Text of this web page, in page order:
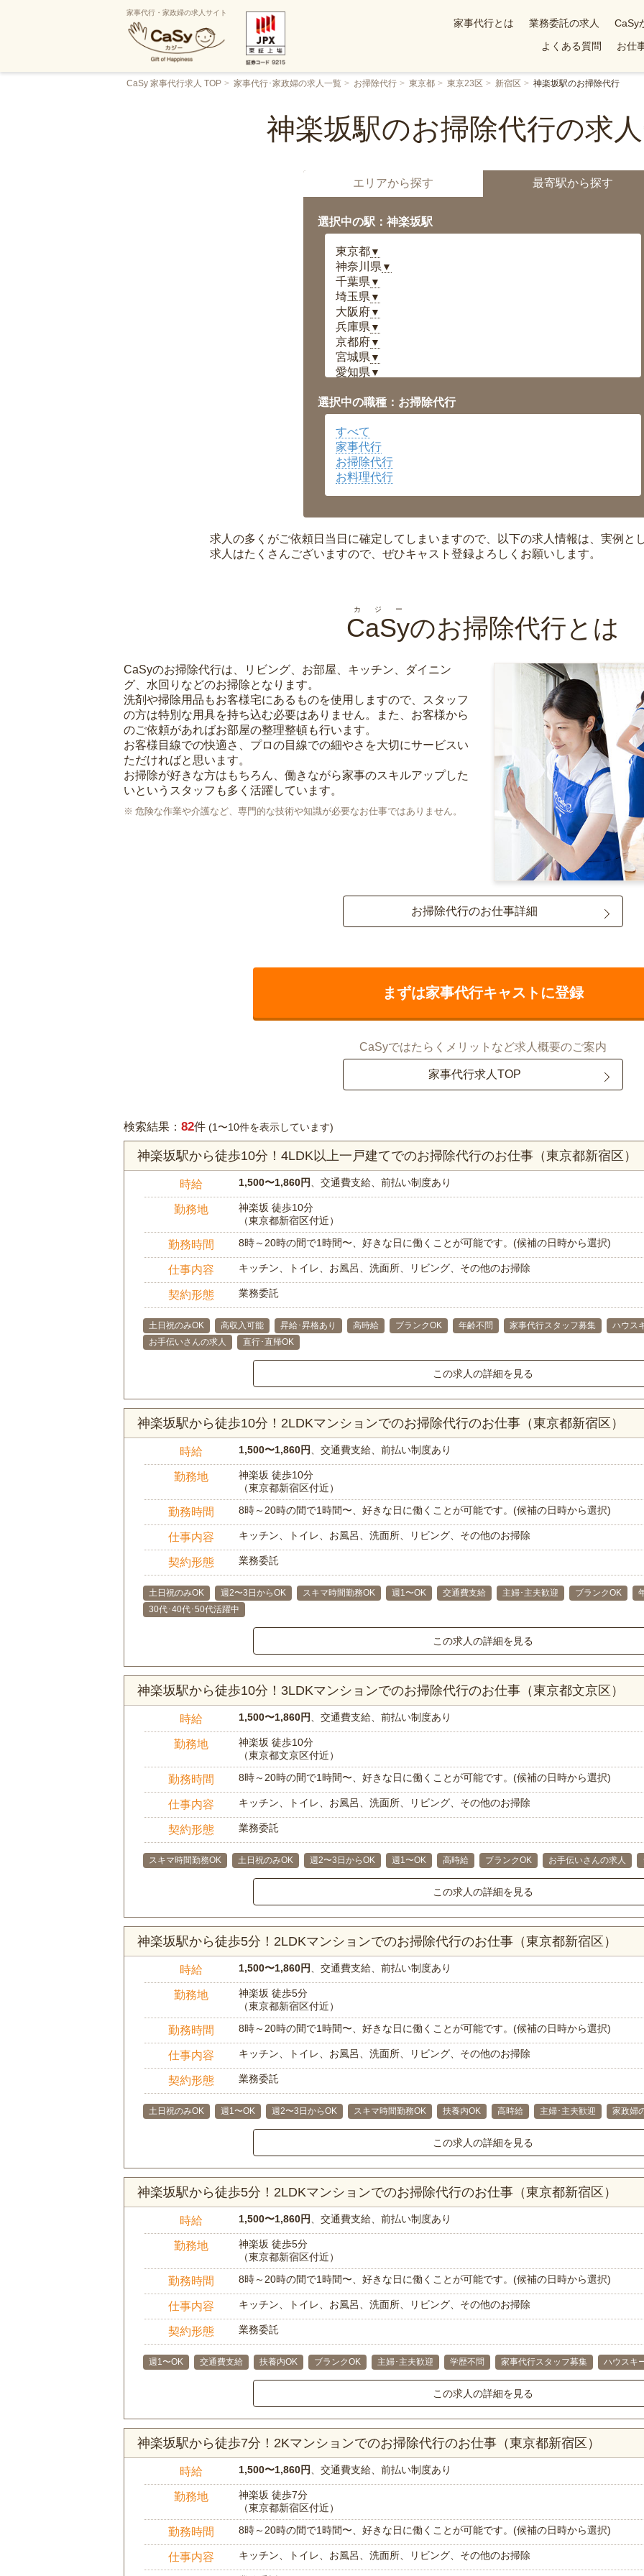
家事代行・家政婦の求人サイト
家事代行とは 業務委託の求人 CaSy
よくある質問
お仕
CaSy 家事代行求人 TOP 家事代行･家政婦の求人一覧 お掃除代行 東京都 東京23区 新宿区 神楽坂駅のお掃除代行
神楽坂駅のお掃除代行の求
エリアから探す 最寄駅から探す
選択中の駅：神楽坂駅
東京都▼
神奈川県 ▼
千葉県 ▼
埼玉県 ▼
大阪府▼
兵庫県 ▼
京都府▼
宮城県 ▼
愛知県 ▼
岡山県▼
広島県▼
沖縄県
選択中の職種：お掃除代行
すべて
家事代行
お掃除代行
お料理代行
求人の多くがご依頼日当日に確定してしまいますので、以下の求人情報は、実例と
求人はたくさんございますので、ぜひキャスト登録よろしくお願いします。
CaSy
カジー
のお掃除代行とは
CaSyのお掃除代行は、リビング、お部屋、キッチン、ダイニン
グ、水回りなどのお掃除となります。
洗剤や掃除用品もお客様宅にあるものを使用しますので、スタッフ
の方は特別な用具を持ち込む必要はありません。また、お客様から
のご依頼があればお部屋の整理整頓も行います。
お客様目線での快適さ、プロの目線での細やさを大切にサービスい
ただければと思います。
お掃除が好きな方はもちろん、働きながら家事のスキルアップした
いというスタッフも多く活躍しています。
危険な作業や介護など、専門的な技術や知識が必要なお仕事ではありません。
お掃除代行のお仕事詳細
まずは家事代行キャストに登録
CaSyではたらくメリットなど求人概要のご案内
家事代行求人TOP
検索結果： 82件 (1〜10件を表示しています)
神楽坂駅から徒歩10分！4LDK以上一戸建てでのお掃除代行のお仕事（東京都新宿区）
時給 1,500〜1,860円 、交通費支給、前払い制度あり
勤務地
神楽坂 徒歩10分
（東京都新宿区付近）
勤務時間 8時～20時の間で1時間〜、好きな日に働くことが可能です。(候補の日時から選択)
仕事内容 キッチン、トイレ、お風呂、洗面所、リビング、その他のお掃除
契約形態 業務委託
土日祝のみOK 高収入可能 昇給･昇格あり 高時給 ブランクOK 年齢不問 家事代行スタッフ募集 ハウス
お手伝いさんの求人
直行･直帰OK
この求人の詳細を見る
神楽坂駅から徒歩10分！2LDKマンションでのお掃除代行のお仕事（東京都新宿区）
時給 1,500〜1,860円 、交通費支給、前払い制度あり
勤務地
神楽坂 徒歩10分
（東京都新宿区付近）
勤務時間 8時～20時の間で1時間〜、好きな日に働くことが可能です。(候補の日時から選択)
仕事内容 キッチン、トイレ、お風呂、洗面所、リビング、その他のお掃除
契約形態 業務委託
土日祝のみOK 週2〜3日からOK スキマ時間勤務OK 週1〜OK 交通費支給 主婦･主夫歓迎 ブランクOK
30代･40代･50代活躍中
この求人の詳細を見る
神楽坂駅から徒歩10分！3LDKマンションでのお掃除代行のお仕事（東京都文京区）
時給 1,500〜1,860円 、交通費支給、前払い制度あり
勤務地
神楽坂 徒歩10分
（東京都文京区付近）
勤務時間 8時～20時の間で1時間〜、好きな日に働くことが可能です。(候補の日時から選択)
仕事内容 キッチン、トイレ、お風呂、洗面所、リビング、その他のお掃除
契約形態 業務委託
スキマ時間勤務OK 土日祝のみOK 週2〜3日からOK 週1〜OK 高時給 ブランクOK お手伝いさんの求人
この求人の詳細を見る
神楽坂駅から徒歩5分！2LDKマンションでのお掃除代行のお仕事（東京都新宿区）
時給 1,500〜1,860円 、交通費支給、前払い制度あり
勤務地
神楽坂 徒歩5分
（東京都新宿区付近）
勤務時間 8時～20時の間で1時間〜、好きな日に働くことが可能です。(候補の日時から選択)
仕事内容 キッチン、トイレ、お風呂、洗面所、リビング、その他のお掃除
契約形態 業務委託
土日祝のみOK 週1〜OK 週2〜3日からOK スキマ時間勤務OK 扶養内OK 高時給 主婦･主夫歓迎 家政婦
この求人の詳細を見る
神楽坂駅から徒歩5分！2LDKマンションでのお掃除代行のお仕事（東京都新宿区）
時給 1,500〜1,860円 、交通費支給、前払い制度あり
勤務地
神楽坂 徒歩5分
（東京都新宿区付近）
勤務時間 8時～20時の間で1時間〜、好きな日に働くことが可能です。(候補の日時から選択)
仕事内容 キッチン、トイレ、お風呂、洗面所、リビング、その他のお掃除
契約形態 業務委託
週1〜OK 交通費支給 扶養内OK ブランクOK 主婦･主夫歓迎 学歴不問 家事代行スタッフ募集 ハウスキ
この求人の詳細を見る
神楽坂駅から徒歩7分！2Kマンションでのお掃除代行のお仕事（東京都新宿区）
時給 1,500〜1,860円 、交通費支給、前払い制度あり
勤務地
神楽坂 徒歩7分
（東京都新宿区付近）
勤務時間 8時～20時の間で1時間〜、好きな日に働くことが可能です。(候補の日時から選択)
仕事内容 キッチン、トイレ、お風呂、洗面所、リビング、その他のお掃除